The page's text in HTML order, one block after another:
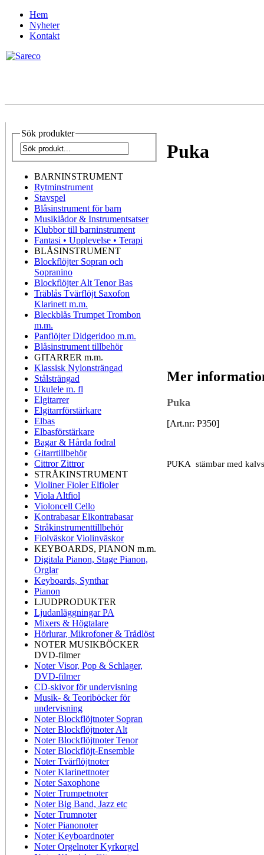
Hem
Nyheter
Kontakt
Sök produkter
BARNINSTRUMENT
Rytminstrument
Stavspel
Blåsinstrument för barn
Musiklådor & Instrumentsatser
Klubbor till barninstrument
Fantasi • Upplevelse • Terapi
BLÅSINSTRUMENT
Blockflöjter Sopran och
Sopranino
Blockflöjter Alt Tenor Bas
Träblås Tvärflöjt Saxofon
Klarinett m.m.
Bleckblås Trumpet Trombon
m.m.
Panflöjter Didgeridoo m.m.
Blåsinstrument tillbehör
GITARRER m.m.
Klassisk Nylonsträngad
Stålsträngad
Ukulele m. fl
Elgitarrer
Elgitarrförstärkare
Elbas
Elbasförstärkare
Bagar & Hårda fodral
Gitarrtillbehör
Cittror Zittror
STRÅKINSTRUMENT
Violiner Fioler Elfioler
Viola Altfiol
Violoncell Cello
Kontrabasar Elkontrabasar
Stråkinstrumenttillbehör
Fiolväskor Violinväskor
KEYBOARDS, PIANON m.m.
Digitala Pianon, Stage Pianon,
Orglar
Keyboards, Synthar
Pianon
LJUDPRODUKTER
Ljudanläggningar PA
Mixers & Högtalare
Hörlurar, Mikrofoner & Trådlöst
NOTER MUSIKBÖCKER
DVD-filmer
Noter Visor, Pop & Schlager,
DVD-filmer
CD-skivor för undervisning
Musik- & Teoriböcker för
undervisning
Noter Blockflöjtnoter Sopran
Noter Blockflöjtnoter Alt
Noter Blockflöjtnoter Tenor
Noter Blockflöjt-Ensemble
Noter Tvärflöjtnoter
Noter Klarinettnoter
Noter Saxophone
Noter Trumpetnoter
Noter Big Band, Jazz etc
Noter Trumnoter
Noter Pianonoter
Noter Keyboardnoter
Noter Orgelnoter Kyrkorgel
Puka
Mer
Puka
[Art.nr: P350]
PUKA stämbar med